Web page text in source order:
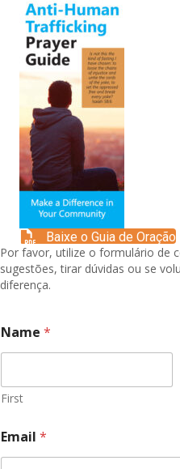
Baixe o Guia de Oração
Por favor, utilize o formulário de
sugestões, tirar dúvidas ou se
diferença.
e
s
a
g
*
N
a
Name *
First
Email *